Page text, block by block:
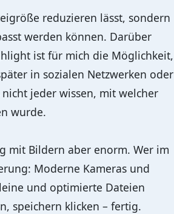
reduzieren lässt, sondern
werden können. Darüber
ist für mich die Möglichkeit,
in sozialen Netzwerken oder
jeder wissen, mit welcher
wurde.
mit Bildern aber enorm. Wer im
Moderne Kameras und
und optimierte Dateien
speichern klicken – fertig.